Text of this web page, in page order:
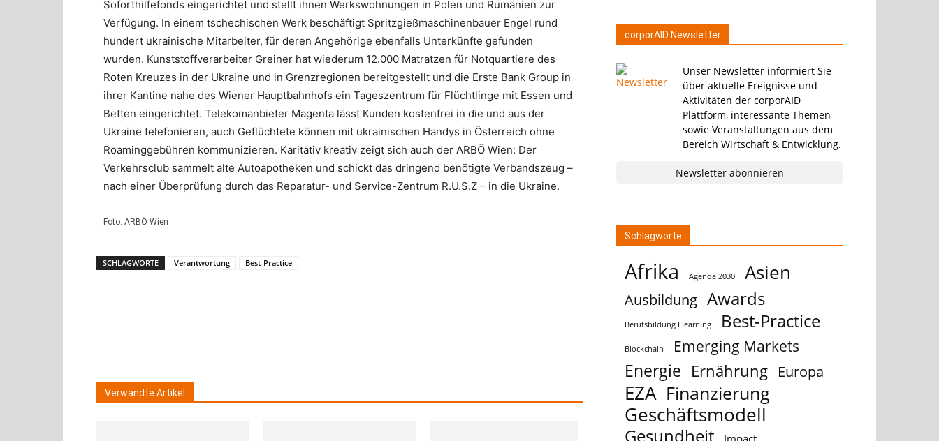
Soforthilfefonds eingerichtet und stellt ihnen Werkswohnungen in Polen und Rumänien zur
Verfügung. In einem tschechischen Werk beschäftigt Spritzgießmaschinenbauer Engel rund
hundert ukrainische Mitarbeiter, für deren Angehörige ebenfalls Unterkünfte gefunden
wurden. Kunststoffverarbeiter Greiner hat wiederum 12.000 Matratzen für Notquartiere des
Roten Kreuzes in der Ukraine und in Grenzregionen bereitgestellt und die Erste Bank Group in
ihrer Kantine nahe des Wiener Hauptbahnhofs ein Tageszentrum für Flüchtlinge mit Essen und
Betten eingerichtet. Telekomanbieter Magenta lässt Kunden kostenfrei in die und aus der
Ukraine telefonieren, auch Geflüchtete können mit ukrainischen Handys in Österreich ohne
Roaminggebühren kommunizieren. Karitativ kreativ zeigt sich auch der ARBÖ Wien: Der
Verkehrsclub sammelt alte Autoapotheken und schickt das dringend benötigte Verbandszeug –
nach einer Überprüfung durch das Reparatur- und Service-Zentrum R.U.S.Z – in die Ukraine.
Foto: ARBÖ Wien
SCHLAGWORTE Verantwortung Best-Practice
Verwandte Artikel
corporAID Newsletter
Unser Newsletter informiert Sie
über aktuelle Ereignisse und
Aktivitäten der corporAID
Plattform, interessante Themen
sowie Veranstaltungen aus dem
Bereich Wirtschaft & Entwicklung.
Newsletter abonnieren
Schlagworte
Afrika Agenda 2030 Asien
Ausbildung Awards
Berufsbildung Elearning Best-Practice
Blockchain Emerging Markets
Energie Ernährung Europa
EZA Finanzierung
Geschäftsmodell
Gesundheit Impact